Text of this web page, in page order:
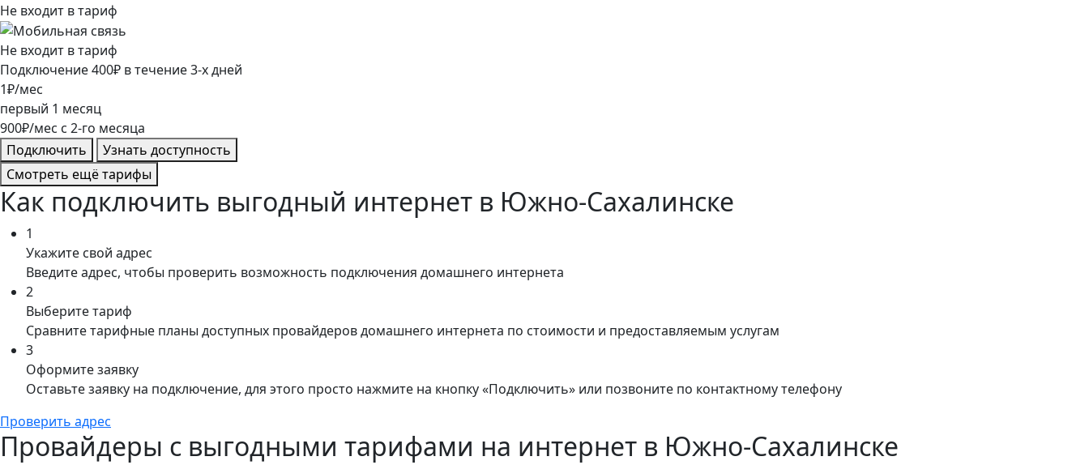
Не входит в тариф
Не входит в тариф
Подключение400₽ в течение3-х дней
1₽/мес
первый 1 месяц
900₽/мес c 2-го месяца
Подключить
Узнать доступность
Смотреть ещё тарифы
Как подключить выгодный интернет в Южно-Сахалинске
1
Укажите свой адрес
Введите адрес, чтобы проверить возможность подключения домашнего интернета
2
Выберите тариф
Сравните тарифные планы доступных провайдеров домашнего интернета по стоимости и предоставляемым услугам
3
Оформите заявку
Оставьте заявку на подключение, для этого просто нажмите на кнопку «Подключить» или позвоните по контактному телефону
Проверить адрес
Провайдеры с выгодными тарифами на интернет в Южно-Сахалинске